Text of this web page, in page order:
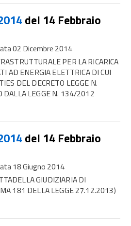
del 14 Febbraio
02 Dicembre 2014
PER LA RICARICA
AD ENERGIA ELETTRICA DI CUI
DEL DECRETO LEGGE N.
LEGGE N. 134/2012
del 14 Febbraio
18 Giugno 2014
GIUDIZIARIA DI
181 DELLA LEGGE 27.12.2013)